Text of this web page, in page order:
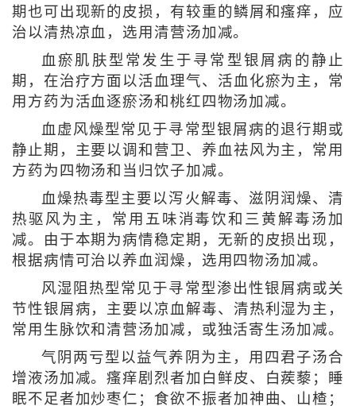
期也可出现新的皮损，有较重的鳞屑和瘙痒，应
治以清热凉血，选用清营汤加减。
血瘀肌肤型常发生于寻常型银屑病的静止
期，在治疗方面以活血理气、活血化瘀为主，常
用方药为活血逐瘀汤和桃红四物汤加减。
血虚风燥型常见于寻常型银屑病的退行期或
静止期，主要以调和营卫、养血祛风为主，常用
方药为四物汤和当归饮子加减。
血燥热毒型主要以泻火解毒、滋阴润燥、清
热驱风为主，常用五味消毒饮和三黄解毒汤加
减。由于本期为病情稳定期，无新的皮损出现，
根据病情可治以养血润燥，选用四物汤加减。
风湿阻热型常见于寻常型渗出性银屑病或关
节性银屑病，主要以凉血解毒、清热利湿为主，
常用生脉饮和清营汤加减，或独活寄生汤加减。
气阴两亏型以益气养阴为主，用四君子汤合
增液汤加减。瘙痒剧烈者加白鲜皮、白蒺藜；睡
眠不足者加炒枣仁；食欲不振者加神曲、山楂；